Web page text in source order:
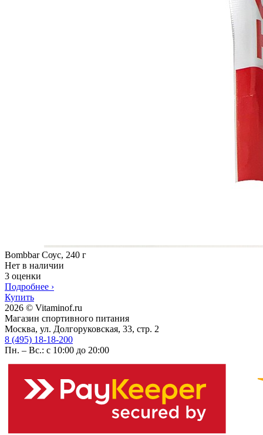
Bombbar Соус, 240 г
Нет в наличии
3 оценки
Подробнее ›
Купить
2026 © Vitaminof.ru
Магазин спортивного питания
Москва, ул. Долгоруковская, 33, стр. 2
8 (495) 18-18-200
Пн. – Вс.: с 10:00 до 20:00